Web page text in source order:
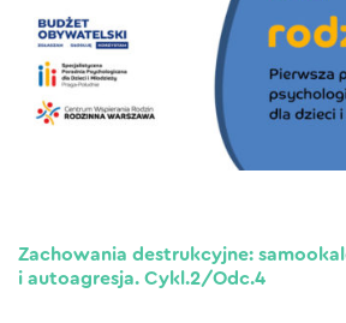
Zachowania destrukcyjne:
i autoagresja. Cykl.2/Odc.4